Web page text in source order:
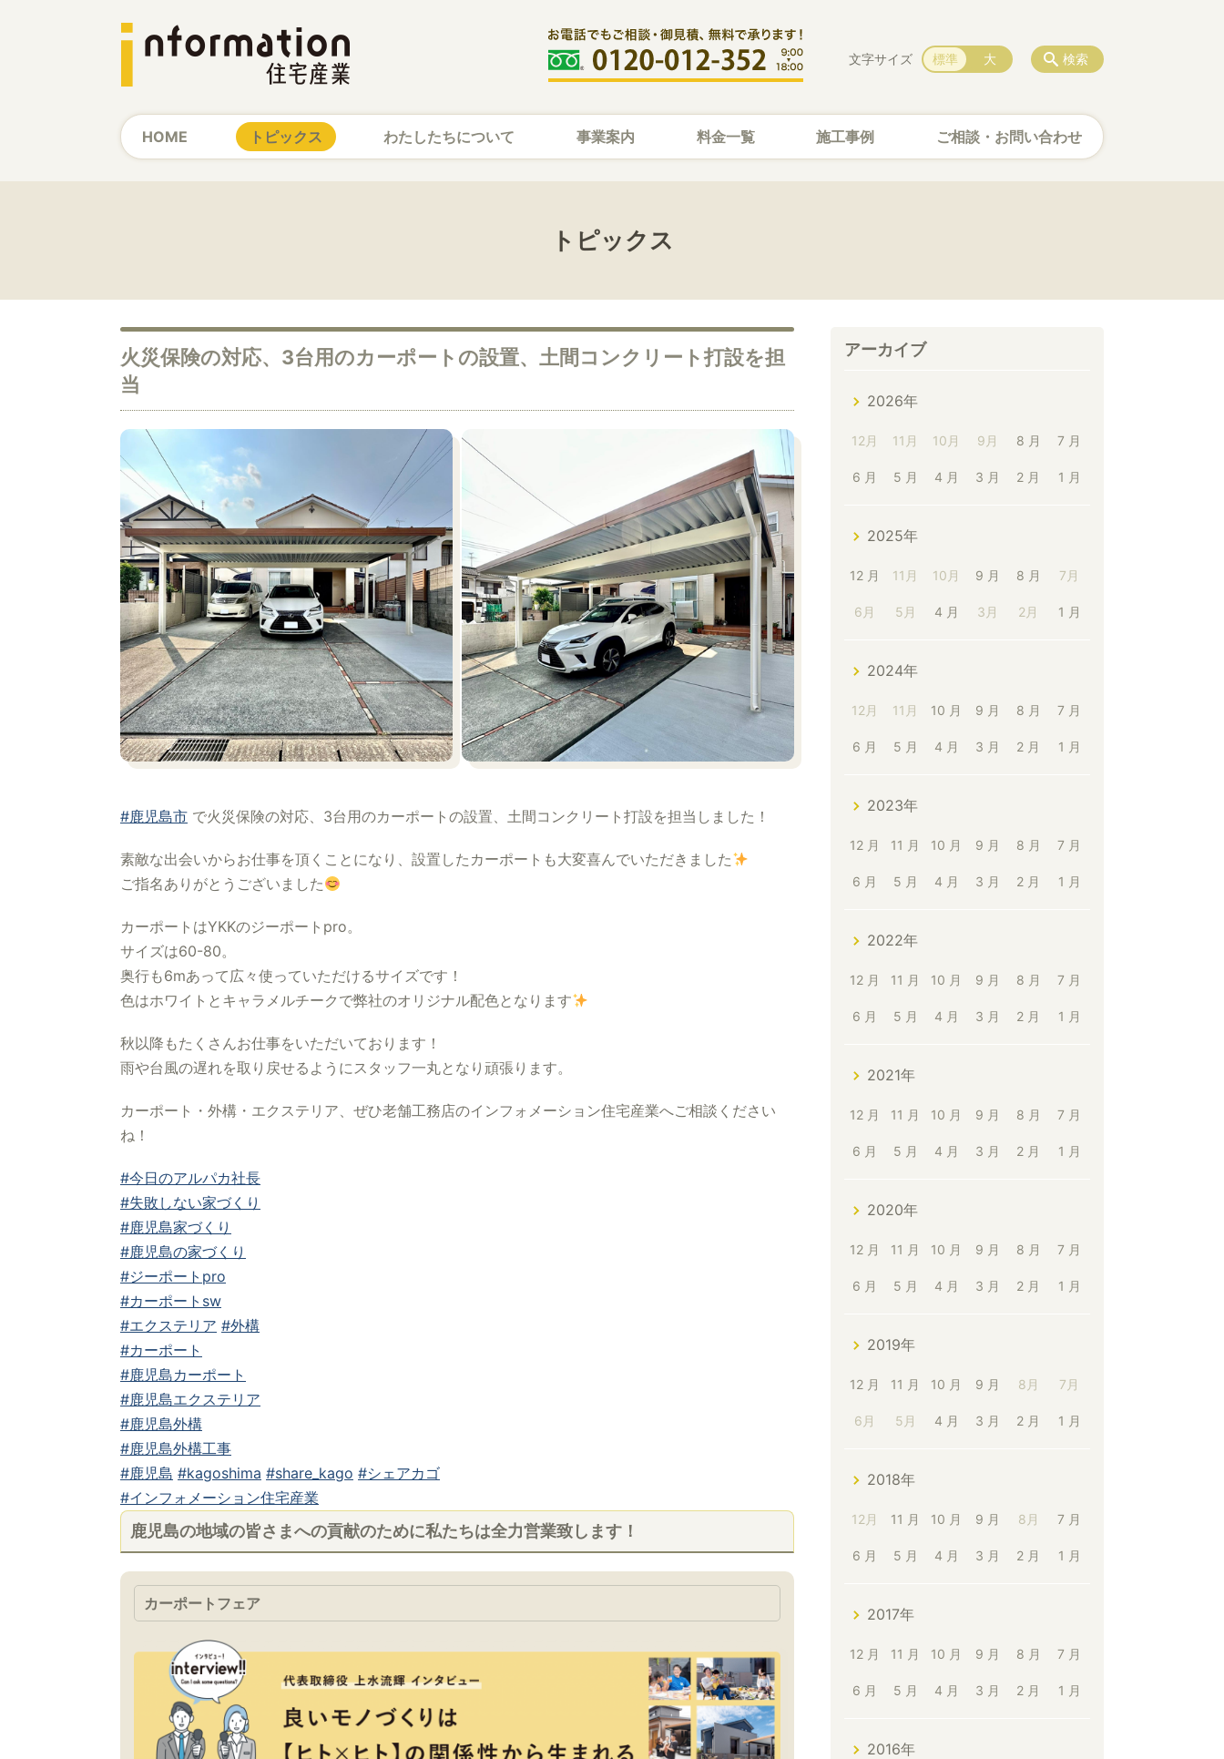
HOME トピックス わたしたちについて 事業案内 料金一覧 施工事例 ご相談・お問い合わせ
検索
文字サイズ 標準 大
トピックス
火災保険の対応、3台用のカーポートの設置、土間コンクリート打設を担
当
#鹿児島市 で火災保険の対応、3台用のカーポートの設置、土間コンクリート打設を担当しました！
素敵な出会いからお仕事を頂くことになり、設置したカーポートも大変喜んでいただきました
ご指名ありがとうございました
カーポートはYKKのジーポートpro。
サイズは60-80。
奥行も6mあって広々使っていただけるサイズです！
色はホワイトとキャラメルチークで弊社のオリジナル配色となります
秋以降もたくさんお仕事をいただいております！
雨や台風の遅れを取り戻せるようにスタッフ一丸となり頑張ります。
カーポート・外構・エクステリア、ぜひ老舗工務店のインフォメーション住宅産業へご相談ください
ね！
#今日のアルパカ社長
#失敗しない家づくり
#鹿児島家づくり
#鹿児島の家づくり
#ジーポートpro
#カーポートsw
#エクステリア #外構
#カーポート
#鹿児島カーポート
#鹿児島エクステリア
#鹿児島外構
#鹿児島外構工事
#鹿児島 #kagoshima #share_kago #シェアカゴ
#インフォメーション住宅産業
鹿児島の地域の皆さまへの貢献のために私たちは全力営業致します！
カーポートフェア
アーカイブ
2026年
12月 11月 10月 9月 8 月 7 月
6 月 5 月 4 月 3 月 2 月 1 月
2025年
12 月 11月 10月 9 月 8 月 7月
6月 5月 4 月 3月 2月 1 月
2024年
12月 11月 10 月 9 月 8 月 7 月
6 月 5 月 4 月 3 月 2 月 1 月
2023年
12 月 11 月 10 月 9 月 8 月 7 月
6 月 5 月 4 月 3 月 2 月 1 月
2022年
12 月 11 月 10 月 9 月 8 月 7 月
6 月 5 月 4 月 3 月 2 月 1 月
2021年
12 月 11 月 10 月 9 月 8 月 7 月
6 月 5 月 4 月 3 月 2 月 1 月
2020年
12 月 11 月 10 月 9 月 8 月 7 月
6 月 5 月 4 月 3 月 2 月 1 月
2019年
12 月 11 月 10 月 9 月 8月 7月
6月 5月 4 月 3 月 2 月 1 月
2018年
12月 11 月 10 月 9 月 8月 7 月
6 月 5 月 4 月 3 月 2 月 1 月
2017年
12 月 11 月 10 月 9 月 8 月 7 月
6 月 5 月 4 月 3 月 2 月 1 月
2016年